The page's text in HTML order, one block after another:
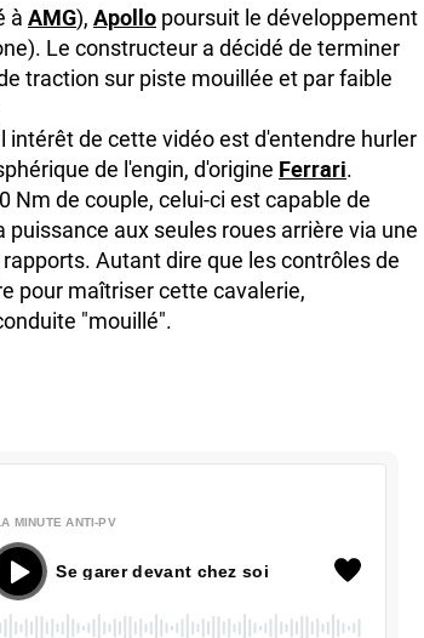
à AMG), Apollo poursuit le développement
Le constructeur a décidé de terminer
traction sur piste mouillée et par faible
intérêt de cette vidéo est d'entendre hurler
de l'engin, d'origine Ferrari.
Nm de couple, celui-ci est capable de
aux seules roues arrière via une
Autant dire que les contrôles de
pour maîtriser cette cavalerie,
"mouillé".
MINUTE ANTI-PV
garer devant chez soi